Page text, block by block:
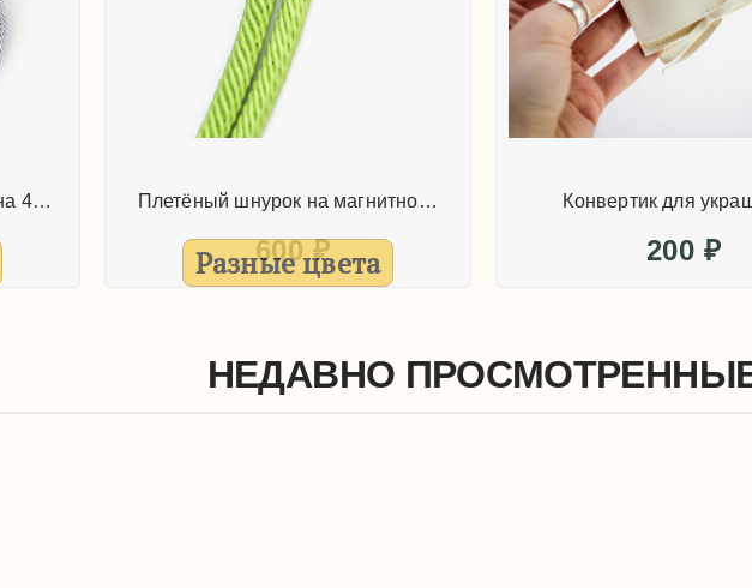
Плетёный шнурок для кулона 45см
Разные цвета
Плетёный шнурок на магнитном замке 40см
600 ₽
Конвертик для
200 ₽
НЕДАВНО